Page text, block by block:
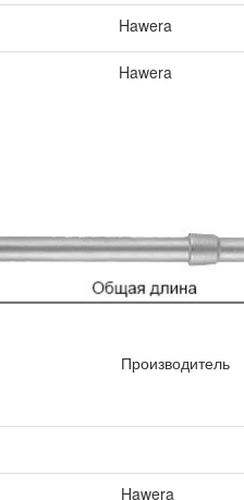
Hawera
Hawera
Производитель
Hawera